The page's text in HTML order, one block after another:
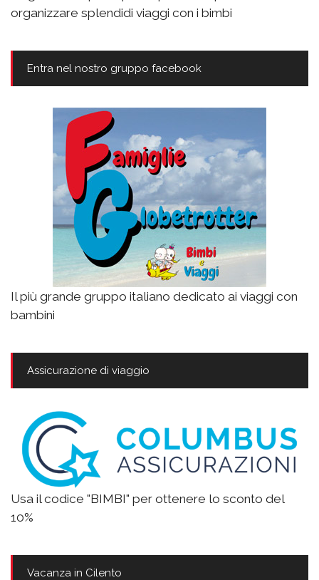
organizzare splendidi viaggi con i bimbi
Entra nel nostro gruppo facebook
Il più grande gruppo italiano dedicato ai viaggi con
bambini
Assicurazione di viaggio
Usa il codice "BIMBI" per ottenere lo sconto del
10%
Vacanza in Cilento